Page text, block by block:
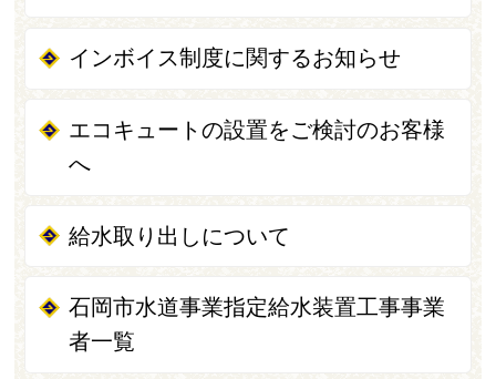
インボイス制度に関するお知らせ
エコキュートの設置をご検討のお客様
へ
給水取り出しについて
石岡市水道事業指定給水装置工事事業
者一覧